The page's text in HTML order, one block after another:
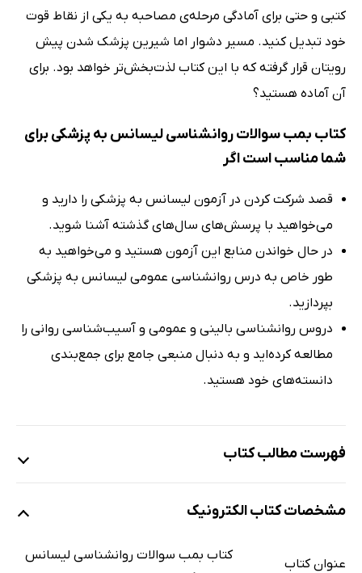
کتبی و حتی برای آمادگی مرحله‌ی مصاحبه به یکی از نقاط قوت
خود تبدیل کنید. مسیر دشوار اما شیرین پزشک شدن پیش
رویتان قرار گرفته که با این کتاب لذت‌بخش‌تر خواهد بود. برای
آن آماده هستید؟
کتاب بمب سوالات روانشناسی لیسانس به پزشکی برای
شما مناسب است اگر
قصد شرکت کردن در آزمون لیسانس به پزشکی را دارید و
می‌خواهید با پرسش‌های سال‌های گذشته آشنا شوید.
در حال خواندن منابع این آزمون هستید و می‌خواهید به
طور خاص به درس روانشناسی عمومی لیسانس به پزشکی
بپردازید.
دروس روانشناسی بالینی و عمومی و آسیب‌شناسی روانی را
مطالعه کرده‌اید و به دنبال منبعی جامع برای جمع‌بندی
دانسته‌های خود هستید.
فهرست مطالب کتاب
لیسانس به پزشکی
بخش 2: سوالات تالیفی روانشناسی عمومی آزمون لیسانس به
مشخصات کتاب الکترونیک
عنوان کتاب
کتاب بمب سوالات روانشناسی لیسانس